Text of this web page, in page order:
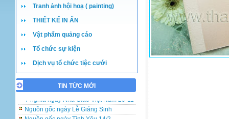
Tranh ảnh hội hoạ ( painting)
THIẾT KẾ IN ẤN
Vật phẩm quảng cáo
Tổ chức sự kiện
Dịch vụ tổ chức tiệc cưới
TIN TỨC MỚI
Những lưu ý khi đặt in và viết thiệp cưới
Nguồn gốc ngày Lễ Giáng Sinh
Nguồn gốc ngày Tình Yêu 14/2